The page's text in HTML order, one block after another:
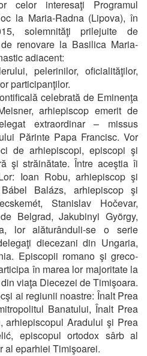
celor interesaţi Programul
la Maria-Radna (Lipova), în
solemnităţi prilejuite de
renovare la Basilica Maria-
adiacent:
pelerinilor, oficialităţilor,
participanţilor.
celebrată de Eminenţa
arhiepiscop emerit de
extraordinar – missus
Părinte Papa Francisc. Vor
de arhiepiscopi, episcopi şi
şi străinătate. Între aceştia îi
Ioan Robu, arhiepiscop şi
Balázs, arhiepiscop şi
Stanislav Hočevar,
Belgrad, Jakubinyi György,
lor alăturânduli-se o serie
diecezani din Ungaria,
Episcopii romano şi greco-
în marea lor majoritate la
viaţa Diecezei de Timişoara.
ai regiunii noastre: Înalt Prea
Banatului, Înalt Prea
arhiepiscopul Aradului şi Prea
episcopul ortodox sârb al
al eparhiei Timişoarei.